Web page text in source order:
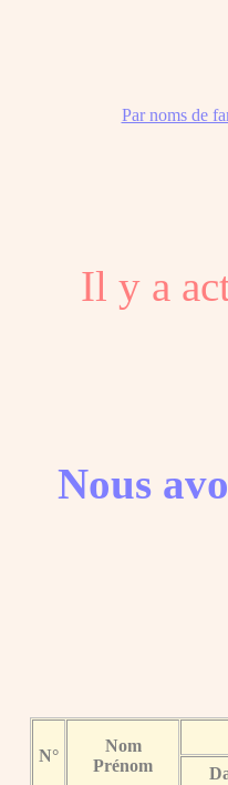
Par noms de
Il y a
Nous
N°
Nom
Prénom